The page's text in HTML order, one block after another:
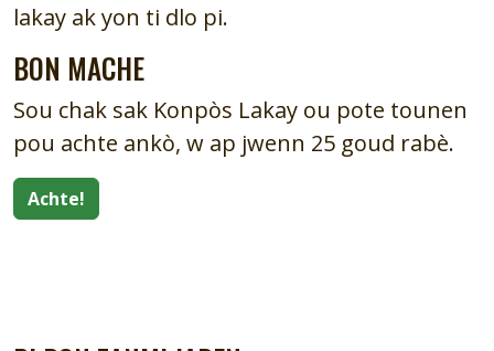
lakay ak yon ti dlo pi.
BON MACHE
Sou chak sak Konpòs Lakay ou pote tounen
pou achte ankò, w ap jwenn 25 goud rabè.
Achte!